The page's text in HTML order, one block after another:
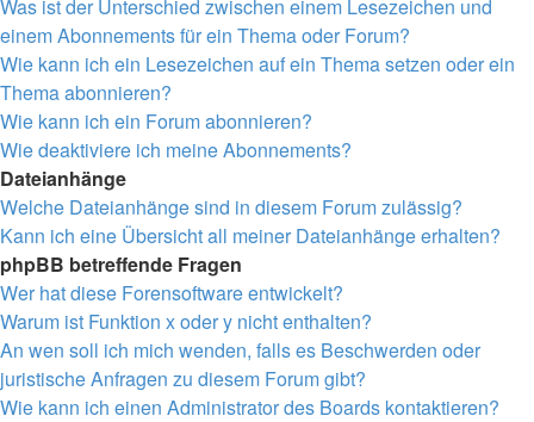
Was ist der Unterschied zwischen einem Lesezeichen und
einem Abonnements für ein Thema oder Forum?
Wie kann ich ein Lesezeichen auf ein Thema setzen oder ein
Thema abonnieren?
Wie kann ich ein Forum abonnieren?
Wie deaktiviere ich meine Abonnements?
Dateianhänge
Welche Dateianhänge sind in diesem Forum zulässig?
Kann ich eine Übersicht all meiner Dateianhänge erhalten?
phpBB betreffende Fragen
Wer hat diese Forensoftware entwickelt?
Warum ist Funktion x oder y nicht enthalten?
An wen soll ich mich wenden, falls es Beschwerden oder
juristische Anfragen zu diesem Forum gibt?
Wie kann ich einen Administrator des Boards kontaktieren?